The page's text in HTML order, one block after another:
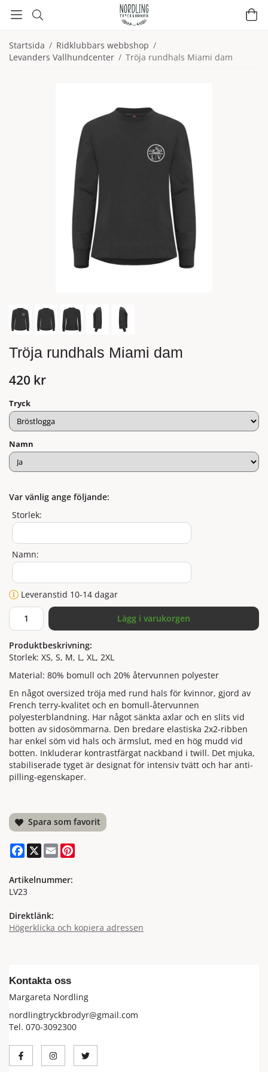
Startsida / Ridklubbars webbshop /
Levanders Vallhundcenter / Tröja rundhals Miami dam
Tröja rundhals Miami dam
420 kr
Tryck
Namn
Var vänlig ange följande:
Storlek:
Namn:
Leveranstid 10-14 dagar
Lägg i varukorgen
Produktbeskrivning:
Storlek: XS, S, M, L, XL, 2XL
Material: 80% bomull och 20% återvunnen polyester
En något oversized tröja med rund hals för kvinnor, gjord av
French terry-kvalitet och en bomull-återvunnen
polyesterblandning. Har något sänkta axlar och en slits vid
botten av sidosömmarna. Den bredare elastiska 2x2-ribben
har enkel söm vid hals och ärmslut, med en hög mudd vid
botten. Inkluderar kontrastfärgat nackband i twill. Det mjuka,
stabiliserade tyget är designat för intensiv tvätt och har anti-
pilling-egenskaper.
Spara som favorit
Facebook
X Email
Artikelnummer:
LV23
Direktlänk:
Högerklicka och kopiera adressen
Kontakta oss
Margareta Nordling
nordlingtryckbrodyr@gmail.com
Tel. 070-3092300